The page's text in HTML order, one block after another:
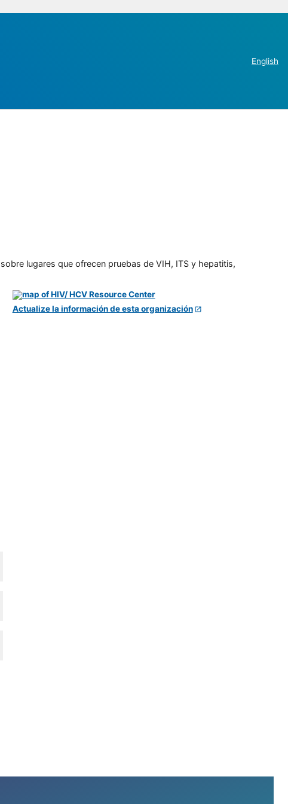
English
lugares que ofrecen pruebas de VIH, ITS y hepatitis,
Actualize la información de esta organización